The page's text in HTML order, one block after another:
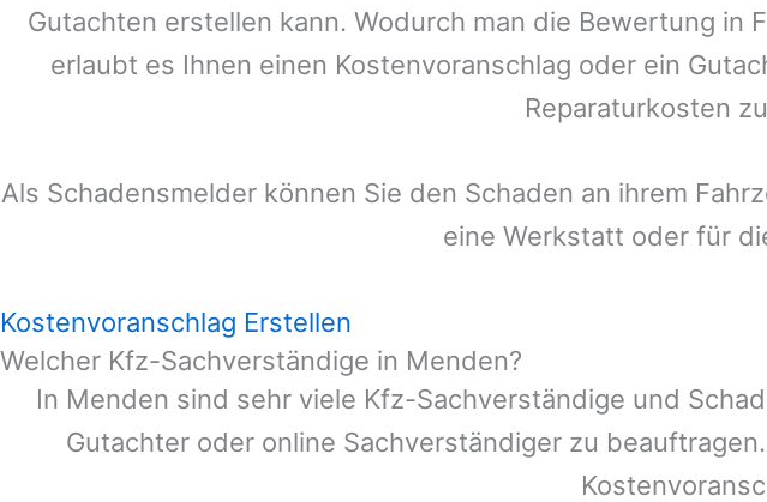
Gutachten erstellen kann. Wodurch man die Bewertung in
erlaubt es Ihnen einen Kostenvoranschlag oder ein
Reparaturkosten
Als Schadensmelder können Sie den Schaden an ihrem
eine Werkstatt oder für
Kostenvoranschlag Erstellen
Welcher Kfz-Sachverständige in Menden?
In Menden sind sehr viele Kfz-Sachverständige und
Gutachter oder online Sachverständiger zu